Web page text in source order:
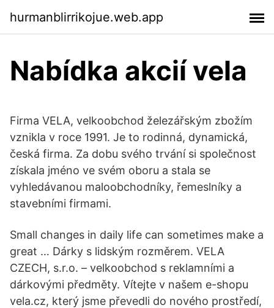
hurmanblirrikojue.web.app
Nabídka akcií vela
Firma VELA, velkoobchod železářským zbožím
vznikla v roce 1991. Je to rodinná, dynamická,
česká firma. Za dobu svého trvání si společnost
získala jméno ve svém oboru a stala se
vyhledávanou maloobchodníky, řemeslníky a
stavebními firmami.
Small changes in daily life can sometimes make a
great … Dárky s lidským rozměrem. VELA
CZECH, s.r.o. – velkoobchod s reklamními a
dárkovými předměty. Vítejte v našem e-shopu
vela.cz, který jsme převedli do nového prostředí,